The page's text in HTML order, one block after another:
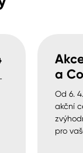
a
Od 6.
akční
pro